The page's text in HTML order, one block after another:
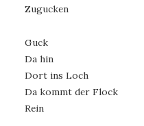
Zugucken
Guck
Da hin
Dort ins Loch
Da kommt der Flock
Rein